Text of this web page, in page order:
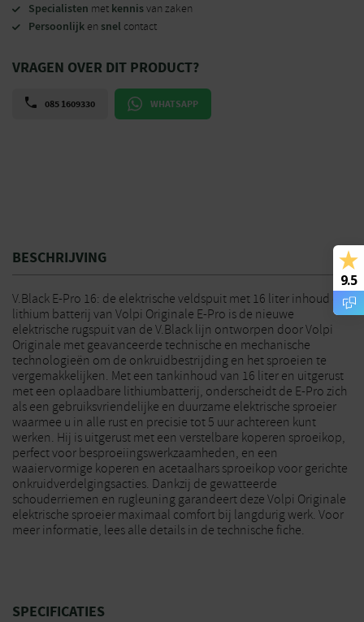
Specialisten met kennisvan zaken
Persoonlijk en snel contact
VRAGEN OVER DIT PRODUCT?
085 1609330 WHATSAPP
BESCHRIJVING
V.Black E-Pro 16: de elektrische veldspuit met 16 liter inhoud en
lithium batterij van Volpi Originale E-Pro is de nieuwe
elektrische rugspuit van de V.Black lijn ontworpen door Volpi
Originale met geavanceerde technische en mechanische
technologieën om de onkruidbestrijding en het sproeien te
vergemakkelijken. Met een tankinhoud van 16 liter en uitgerust
met een oplaadbare lithiumbatterij, onderscheidt de E-Pro zich
als een gebruiksvriendelijke en duurzame elektrische sproeier
waarmee u in alle rust en precisie tot 5 uur achtereen kunt
werken. Hij is uitgerust met een verstelbare koperen sproeikop,
perfect voor besproeiingswerkzaamheden, en een
waaiervormige koperen en acetaalhars sproeikop voor gerichte
onkruidverdelgingsacties. Dankzij de gewatteerde
schouderriemen en rugleuning garandeert deze Volpi Originale
elektrische sproeier maximaal comfort bij langdurig werk. Voor
meer informatie, lees alle details in de technische fiche.
SPECIFICATIES
9.5